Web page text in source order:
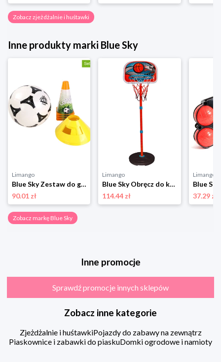
Zobacz zjeżdżalnie i huśtawki
Inne produkty marki Blue Sky
Limango
Blue Sky Zestaw do gry w piłkę nożną - 6+ rozmiar: onesize
90.01 zł
Limango
Blue Sky Obręcz do koszykówki - wys. 160 cm - 6+ rozmiar: onesize
114.44 zł
Limango
37.29 zł
Zobacz markę Blue Sky
Inne promocje
Sprawdź promocje innych sklepów
Zobacz inne kategorie
Zjeżdżalnie i huśtawkiPojazdy do zabawy na zewnątrz
Piaskownice i zabawki do piaskuDomki ogrodowe i namioty